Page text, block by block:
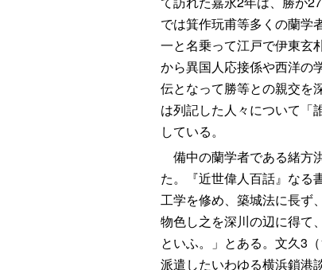
では箕作玩甫等多くの蘭学
一と名乗って江戸で伊東玄
から異国人応接係や西洋の
伝となって勝等との親交を
は列記した人々について「
している。
備中の蘭学者である緒方
た。『近世偉人百話』なる
工学を修め、築城法に長ず
物色し之を深川の辺に得て
といふ。」とある。文久3
派遣したいわゆる横浜鎖港